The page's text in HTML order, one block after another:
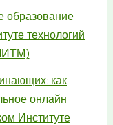
образование
технологий
как
онлайн
Институте